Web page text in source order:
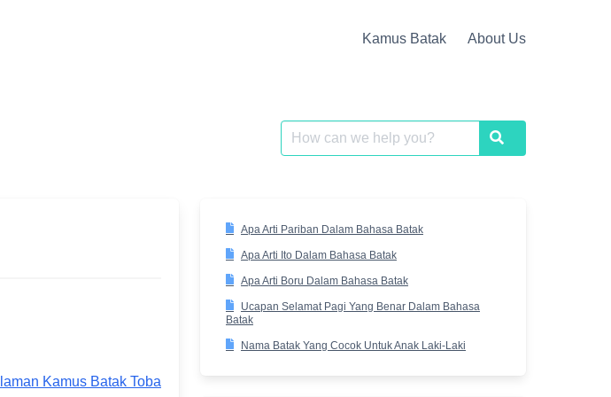
Kamus Batak About Us
Search
for:
Search
Apa Arti Pariban Dalam Bahasa Batak
Apa Arti Ito Dalam Bahasa Batak
Apa Arti Boru Dalam Bahasa Batak
Ucapan Selamat Pagi Yang Benar Dalam Bahasa
Batak
Nama Batak Yang Cocok Untuk Anak Laki-Laki
Kamus Batak Toba